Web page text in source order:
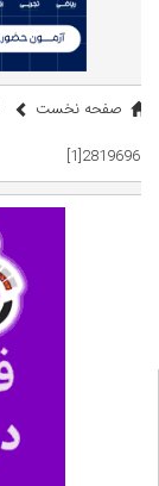
صفحه نخست
2819696[1]